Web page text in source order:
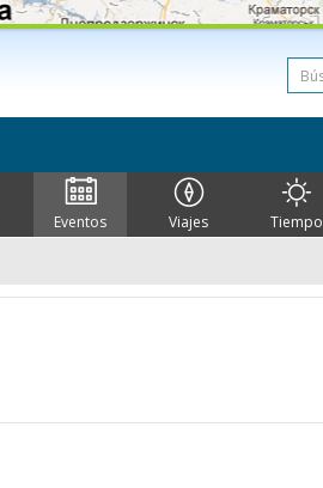
Eventos Viajes Tiempo